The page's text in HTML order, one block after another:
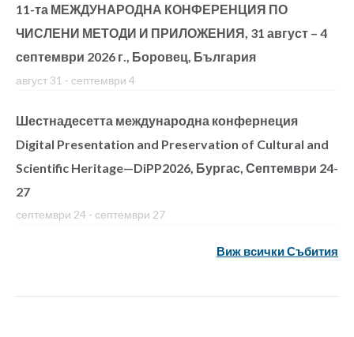
11-та МЕЖДУНАРОДНА КОНФЕРЕНЦИЯ ПО
ЧИСЛЕНИ МЕТОДИ И ПРИЛОЖЕНИЯ, 31 август – 4
септември 2026 г., Боровец, България
август 31 - септември 4
Шестнадесетта международна конфернеция
Digital Presentation and Preservation of Cultural and
Scientific Heritage—DiPP2026, Бургас, Септември 24-
27
септември 24 - септември 27
Виж всички Събития